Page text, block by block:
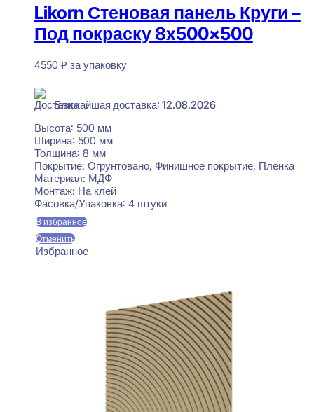
Likorn Стеновая панель Круги –
Под покраску 8x500x500
4550 ₽ за упаковку
Ближайшая доставка: 12.08.2026
Высота: 500 мм
Ширина: 500 мм
Толщина: 8 мм
Покрытие: Огрунтовано, Финишное покрытие, Пленка
Материал: МДФ
Монтаж: На клей
Фасовка/Упаковка: 4 штуки
В избранное
Отменить
Избранное